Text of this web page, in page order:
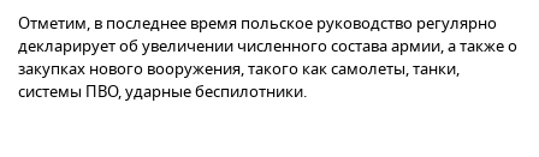
Отметим, в последнее время польское руководство регулярно
декларирует об увеличении численного состава армии, а также о
закупках нового вооружения, такого как самолеты, танки,
системы ПВО, ударные беспилотники.